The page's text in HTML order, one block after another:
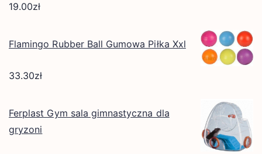
19.00zł
Flamingo Rubber Ball Gumowa Piłka Xxl
33.30zł
Ferplast Gym sala gimnastyczna dla
gryzoni